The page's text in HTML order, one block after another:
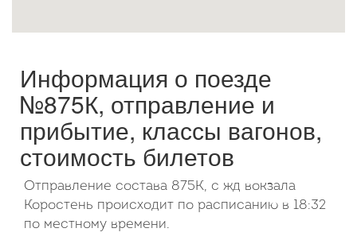
Информация о поезде
№875К, отправление и
прибытие, классы вагонов,
стоимость билетов
Отправление состава 875К, с жд вокзала
Коростень происходит по расписанию в 18:32
по местному времени.